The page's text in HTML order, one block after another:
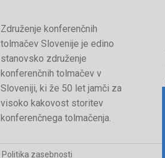
Združenje konferenčnih
tolmačev Slovenije je edino
stanovsko združenje
konferenčnih tolmačev v
Sloveniji, ki že 50 let jamči za
visoko kakovost storitev
konferenčnega tolmačenja.
Politika zasebnosti